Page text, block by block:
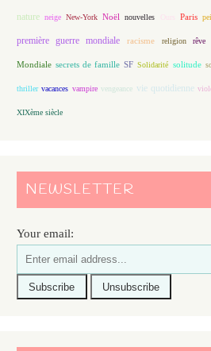
nature neige New-York Noël nouvelles Paris
première guerre mondiale racisme religion rêve
Mondiale secrets de famille SF Solidarité solitude
thriller vacances vampire vengeance vie quotidienne
XIXème siècle
NEWSLETTER
Your email: